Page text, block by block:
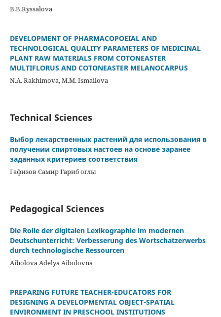
B.B.Ryssalova
DEVELOPMENT OF PHARMACOPOEIAL AND
TECHNOLOGICAL QUALITY PARAMETERS OF MEDICINAL
PLANT RAW MATERIALS FROM COTONEASTER
MULTIFLORUS AND COTONEASTER MELANOCARPUS
N.A. Rakhimova, M.M. Ismailova
Technical Sciences
Выбор лекарственных растений для использования в
получении спиртовых настоев на основе заранее
заданных критериев соответствия
Гафизов Самир Гариб оглы
Pedagogical Sciences
Die Rolle der digitalen Lexikographie im modernen
Deutschunterricht: Verbesserung des Wortschatzerwerbs
durch technologische Ressourcen
Aibolova Adelya Aibolovna
PREPARING FUTURE TEACHER-EDUCATORS FOR
DESIGNING A DEVELOPMENTAL OBJECT-SPATIAL
ENVIRONMENT IN PRESCHOOL INSTITUTIONS